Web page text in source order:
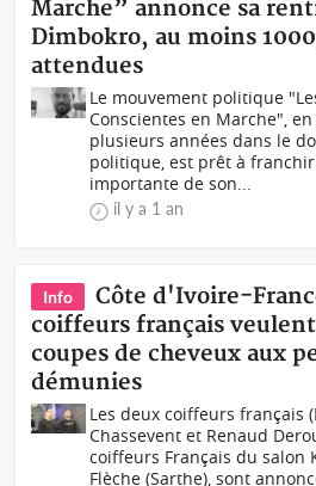
Marche” annonce sa
Dimbokro, au moins
attendues
Le mouvement politique
Conscientes en Marche",
plusieurs années dans le
politique, est prêt à
importante de son...
il y a 1 an
Info
Côte d'Ivoire-
coiffeurs français
coupes de cheveux aux
démunies
Les deux coiffeurs français
Chassevent et Renaud
coiffeurs Français du salon
Flèche (Sarthe), sont